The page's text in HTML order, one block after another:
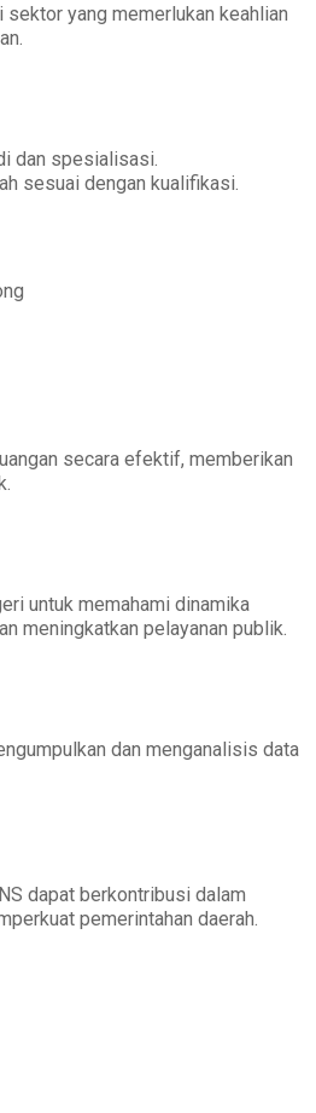
yang memerlukan keahlian
dan spesialisasi.
sesuai dengan kualifikasi.
secara efektif, memberikan
untuk memahami dinamika
meningkatkan pelayanan publik.
dan menganalisis data
dapat berkontribusi dalam
pemerintahan daerah.